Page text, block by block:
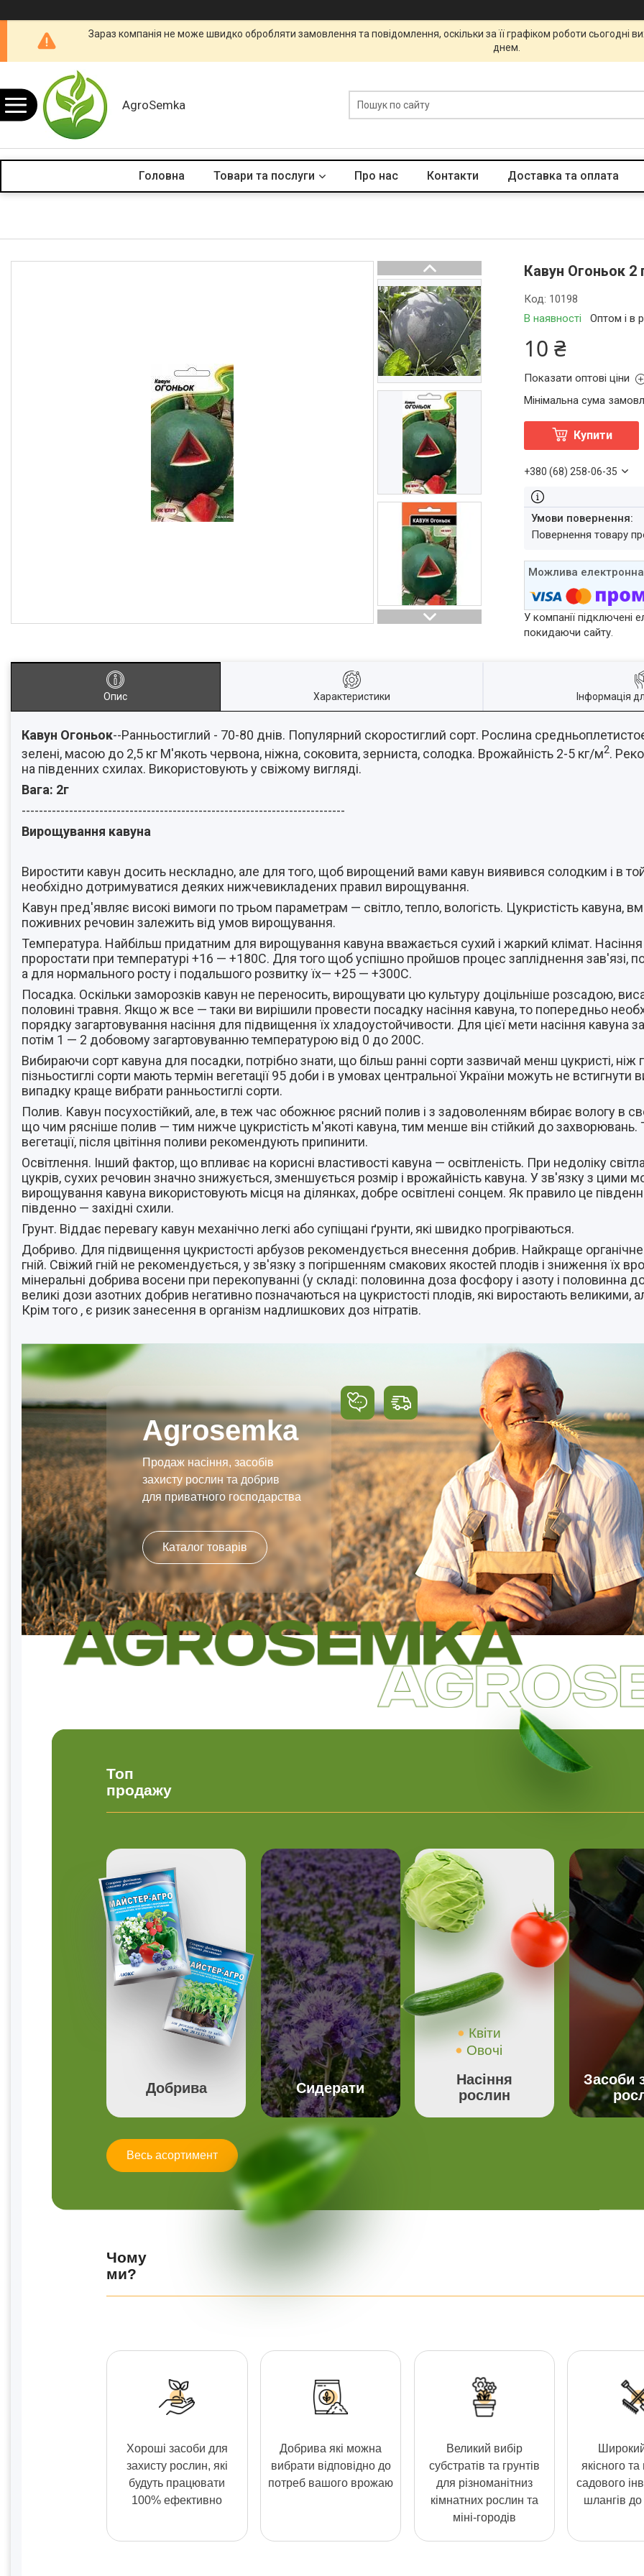
Зараз компанія не може швидко обробляти замовлення та повідомлення, оскільки за її графіком роботи
днем.
AgroSemka
Головна Товари та послуги Про нас Контакти Доставка та оплата
Кавун Огоньок 2
В наявності Оптом і в
Код: 10198
10 ₴
Показати оптові ціни
Мінімальна сума
Купити
+380 (68) 258-06-35
повернення товару
У компанії підключені
покидаючи сайту.
Опис Характеристики Інформація
Кавун Огоньок--Ранньостиглий - 70-80 днів. Популярний скоростиглий сорт. Рослина
зелені, масою до 2,5 кг М'якоть червона, ніжна, соковита, зерниста, солодка. Врожайність 2-5 кг/м2.
на південних схилах. Використовують у свіжому вигляді.
Вага: 2г
---------------------------------------------------------------------------
Вирощування кавуна
Виростити кавун досить нескладно, але для того, щоб вирощений вами кавун виявився солодким і в
необхідно дотримуватися деяких нижчевикладених правил вирощування.
Кавун пред'являє високі вимоги по трьом параметрам — світло, тепло, вологість. Цукристість кавуна,
поживних речовин залежить від умов вирощування.
Температура. Найбільш придатним для вирощування кавуна вважається сухий і жаркий клімат.
проростати при температурі +16 — +180С. Для того щоб успішно пройшов процес запліднення зав'язі,
а для нормального росту і подальшого розвитку їх— +25 — +300С.
Посадка. Оскільки заморозків кавун не переносить, вирощувати цю культуру доцільніше розсадою,
половині травня. Якщо ж все — таки ви вирішили провести посадку насіння кавуна, то попередньо
порядку загартовування насіння для підвищення їх хладоустойчивости. Для цієї мети насіння кавуна
потім 1 — 2 добовому загартовуванню температурою від 0 до 200С.
Вибираючи сорт кавуна для посадки, потрібно знати, що більш ранні сорти зазвичай менш цукристі, ніж
пізньостиглі сорти мають термін вегетації 95 доби і в умовах центральної України можуть не встигнути
випадку краще вибрати ранньостиглі сорти.
Полив. Кавун посухостійкий, але, в теж час обожнює рясний полив і з задоволенням вбирає вологу в
що чим рясніше полив — тим нижче цукристість м'якоті кавуна, тим менше він стійкий до захворювань.
вегетації, після цвітіння поливи рекомендують припинити.
Освітлення. Інший фактор, що впливає на корисні властивості кавуна — освітленість. При недоліку
цукрів, сухих речовин значно знижується, зменшується розмір і врожайність кавуна. У зв'язку з цими
вирощування кавуна використовують місця на ділянках, добре освітлені сонцем. Як правило це
південно — західні схили.
Грунт. Віддає перевагу кавун механічно легкі або супіщані ґрунти, які швидко прогріваються.
Добриво. Для підвищення цукристості арбузов рекомендується внесення добрив. Найкраще
гній. Свіжий гній не рекомендується, у зв'язку з погіршенням смакових якостей плодів і зниження їх
мінеральні добрива восени при перекопуванні (у складі: половинна доза фосфору і азоту і половинна
великі дози азотних добрив негативно позначаються на цукристості плодів, які виростають великими,
Крім того , є ризик занесення в організм надлишкових доз нітратів.
Agrosemka
Продаж насіння, засобів
захисту рослин та добрив
для приватного господарства
Каталог товарів
Топ
продажу
Добрива Сидерати
Квіти
Овочі
Насіння
рослин
Засоби
Весь асортимент
Чому
ми?
Хороші засоби для
захисту рослин, які
будуть працювати
100% ефективно
Добрива які можна
вибрати відповідно до
потреб вашого врожаю
Великий вибір
субстратів та грунтів
для різноманітниз
кімнатних рослин та
міні-городів
якісного
садового
шлангів до